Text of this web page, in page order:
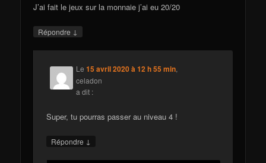
J’ai fait le jeux sur la monnaie j’ai eu 20/20
Répondre ↓
Le15 avril 2020 à 12 h 55 min,
celadon
a dit :
Super, tu pourras passer au niveau 4 !
Répondre ↓